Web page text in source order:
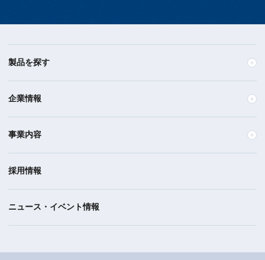
製品を探す
企業情報
事業内容
採用情報
ニュース・イベント情報